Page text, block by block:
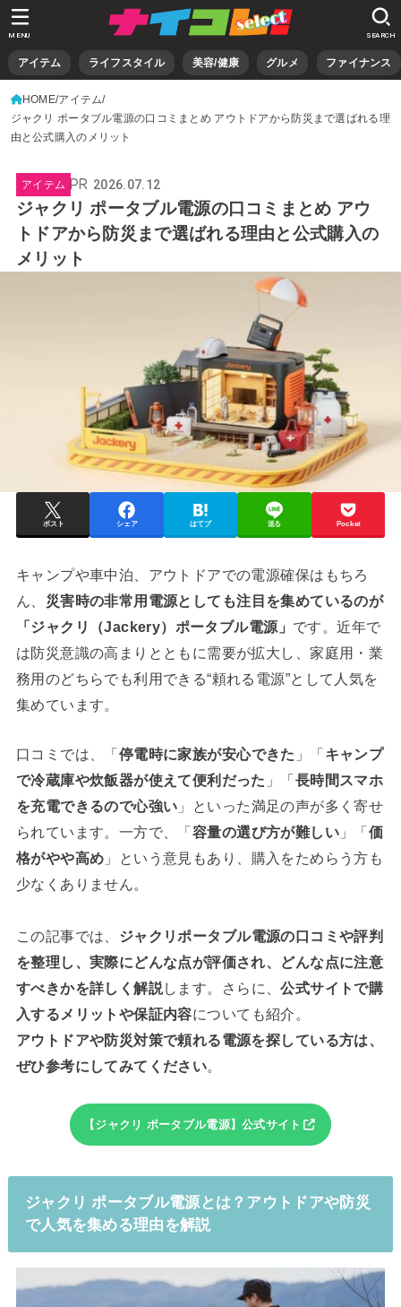
アイテム ライフスタイル 美容/健康 グルメ ファイナンス
SEARCH
MENU
HOME アイテム
ジャクリ ポータブル電源の口コミまとめ アウトドアから防災まで選ばれる理
由と公式購入のメリット
アイテム 2026.07.12
ジャクリ ポータブル電源の口コミまとめ アウ
トドアから防災まで選ばれる理由と公式購入の
メリット
ポスト シェア はてブ 送る Pocket
キャンプや車中泊、アウトドアでの電源確保はもちろ
ん、 災害時の非常用電源としても注目を集めているのが
「ジャクリ（Jackery）ポータブル電源」 です。近年で
は防災意識の高まりとともに需要が拡大し、家庭用・業
務用のどちらでも利用できる“頼れる電源”として人気を
集めています。
口コミでは、「 停電時に家族が安心できた 」「 キャンプ
で冷蔵庫や炊飯器が使えて便利だった 」「 長時間スマホ
を充電できるので心強い 」といった満足の声が多く寄せ
られています。一方で、「 容量の選び方が難しい」「 価
格がやや高め 」という意見もあり、購入をためらう方も
少なくありません。
この記事では、 ジャクリポータブル電源の口コミや評判
を整理し、実際にどんな点が評価され、どんな点に注意
すべきかを詳しく解説します。さらに、公式サイトで購
入するメリットや保証内容についても紹介。
アウトドアや防災対策で頼れる電源を探している方は、
ぜひ参考にしてみてください。
【ジャクリ ポータブル電源】公式サイト
ジャクリ ポータブル電源とは？アウトドアや防災
で人気を集める理由を解説